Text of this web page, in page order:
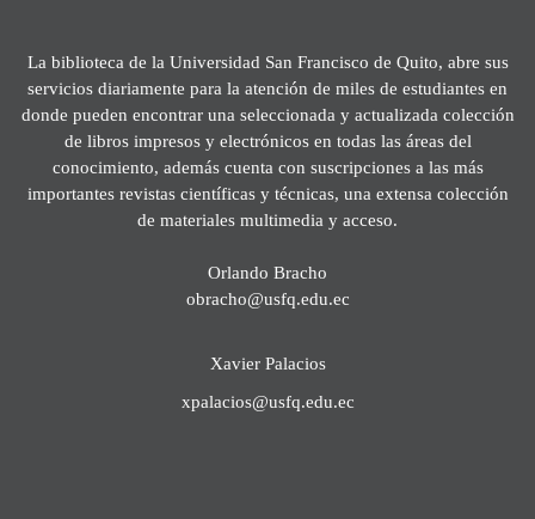
La biblioteca de la Universidad San Francisco de Quito, abre sus
servicios diariamente para la atención de miles de estudiantes en
donde pueden encontrar una seleccionada y actualizada colección
de libros impresos y electrónicos en todas las áreas del
conocimiento, además cuenta con suscripciones a las más
importantes revistas científicas y técnicas, una extensa colección
de materiales multimedia y acceso.
Orlando Bracho
obracho@usfq.edu.ec
Xavier Palacios
xpalacios@usfq.edu.ec